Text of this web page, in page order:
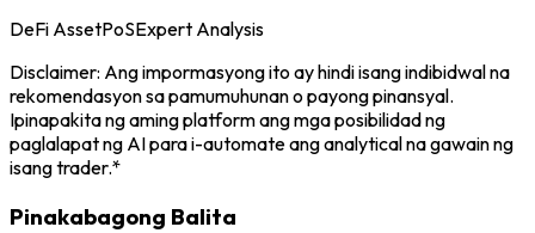
DeFi AssetPoSExpert Analysis
Disclaimer: Ang impormasyong ito ay hindi isang indibidwal na
rekomendasyon sa pamumuhunan o payong pinansyal.
Ipinapakita ng aming platform ang mga posibilidad ng
paglalapat ng AI para i-automate ang analytical na gawain ng
isang trader.*
Pinakabagong Balita